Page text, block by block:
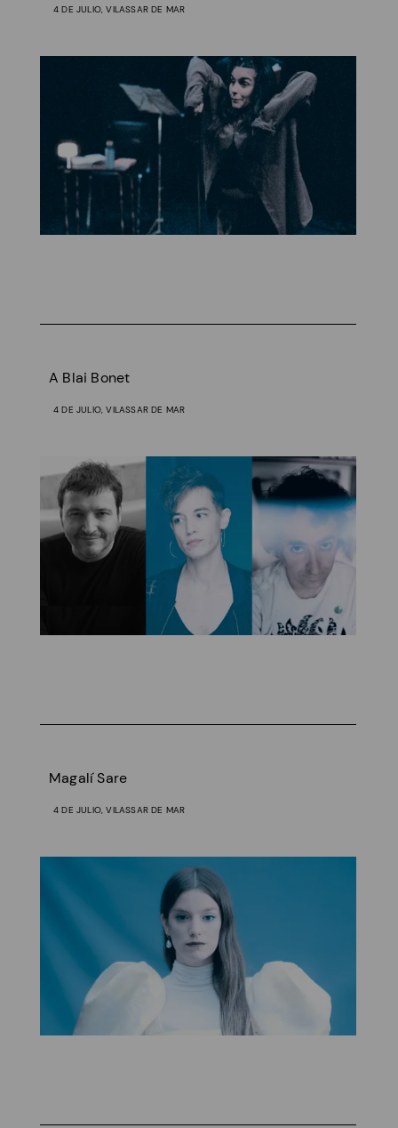
4 DE JULIO, VILASSAR DE MAR
A Blai Bonet
4 DE JULIO, VILASSAR DE MAR
Magalí Sare
4 DE JULIO, VILASSAR DE MAR